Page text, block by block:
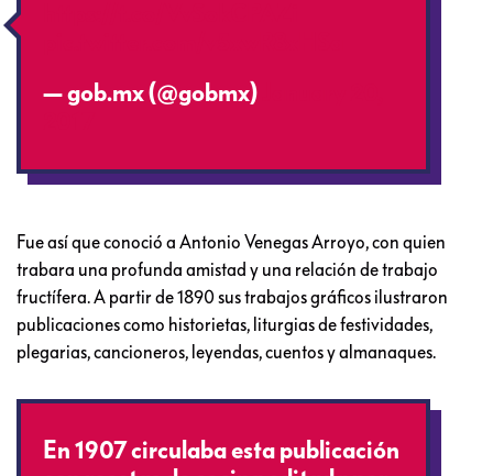
— gob.mx (@gobmx)
Fue así que conoció a Antonio Venegas Arroyo, con quien
trabara una profunda amistad y una relación de trabajo
fructífera. A partir de 1890 sus trabajos gráficos ilustraron
publicaciones como historietas, liturgias de festividades,
plegarias, cancioneros, leyendas, cuentos y almanaques.
En 1907 circulaba esta publicación